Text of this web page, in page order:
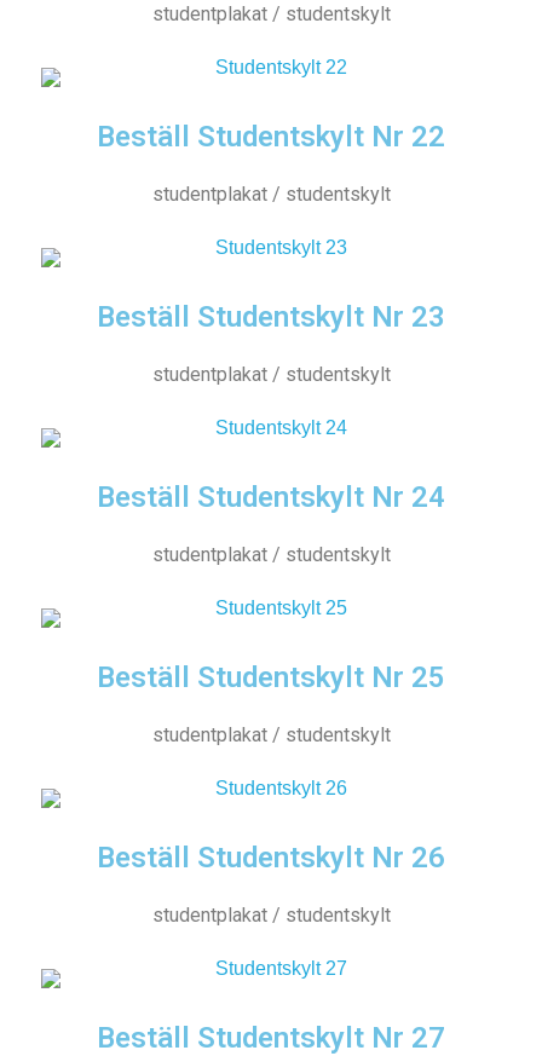
studentplakat / studentskylt
Beställ Studentskylt Nr 22
studentplakat / studentskylt
Beställ Studentskylt Nr 23
studentplakat / studentskylt
Beställ Studentskylt Nr 24
studentplakat / studentskylt
Beställ Studentskylt Nr 25
studentplakat / studentskylt
Beställ Studentskylt Nr 26
studentplakat / studentskylt
Beställ Studentskylt Nr 27